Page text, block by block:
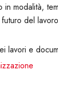
in modalità,
del
lavori e